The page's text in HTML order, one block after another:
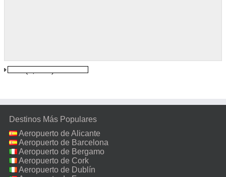
Destinos Más Populares
Aeropuerto de Alicante
Aeropuerto de Barcelona
Aeropuerto de Bergamo
Aeropuerto de Cork
Aeropuerto de Dublín